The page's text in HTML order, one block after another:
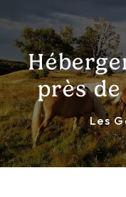
près
Les